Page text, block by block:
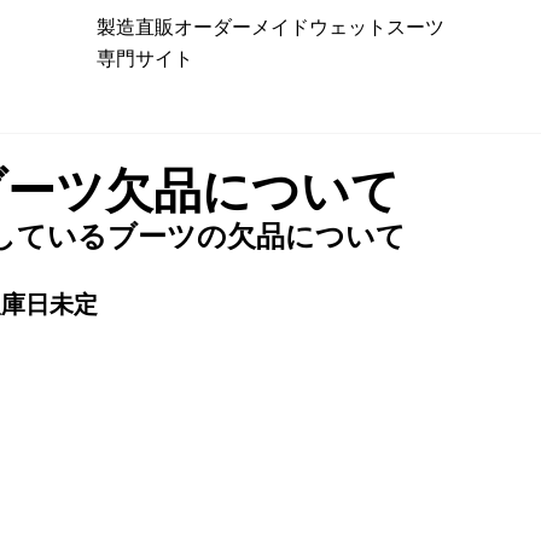
製造直販オーダーメイドウェットスーツ
専門サイト
ツ欠品について
ているブーツの欠品について
日未定